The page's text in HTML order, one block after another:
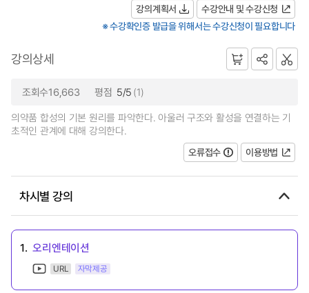
강의계획서
수강안내 및 수강신청
※ 수강확인증 발급을 위해서는 수강신청이 필요합니다
강의상세
조회수16,663 평점 5/5 (1)
의약품 합성의 기본 원리를 파악한다. 아울러 구조와 활성을 연결하는 기
초적인 관계에 대해 강의한다.
오류접수
이용방법
차시별 강의
1. 오리엔테이션
URL 자막제공